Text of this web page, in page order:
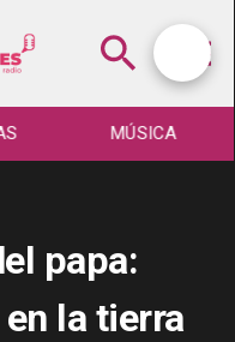
MÚSICA
papa:
la tierra